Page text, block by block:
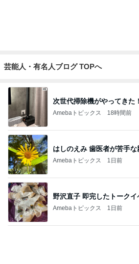
芸能人・有名人ブログ TOPへ
次世代掃除機がやってきた
Amebaトピックス 18時間前
はしのえみ 歯医者が苦手な
Amebaトピックス 1日前
野沢直子 即完したトークイ
Amebaトピックス 1日前